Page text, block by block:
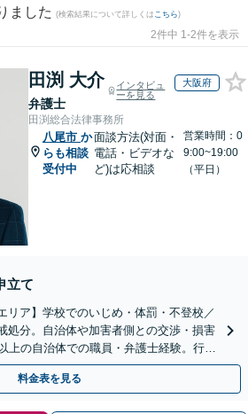
ました (検索結果について詳しくは こちら)
2件中 1-2件を表示
田渕 大介
弁護士
インタビュ
ーを見る
大阪府
田渕総合法律事務所
八尾市 か
らも相談
受付中
面談方法(対面・
電話・ビデオな
ど)は応相談
営業時間：0
9:00~19:00
（平日）
立て
リア】学校でのいじめ・体罰・不登校／
処分。自治体や加害者側との交渉・損害
上の自治体での職員・弁護士経験。行政
をご提案【オンライン可】
料金表を見る